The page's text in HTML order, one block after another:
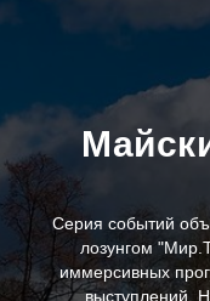
Серия событий
лозунгом
иммерсивных
выступлений.